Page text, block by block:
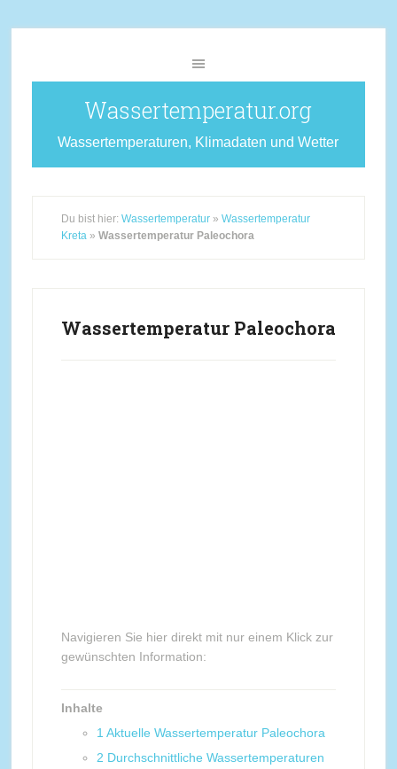
Wassertemperatur.org
Wassertemperaturen, Klimadaten und Wetter
Du bist hier: Wassertemperatur» Wassertemperatur
Kreta» Wassertemperatur Paleochora
Wassertemperatur Paleochora
Navigieren Sie hier direkt mit nur einem Klick zur
gewünschten Information:
Inhalte
1 Aktuelle Wassertemperatur Paleochora
2 Durchschnittliche Wassertemperaturen